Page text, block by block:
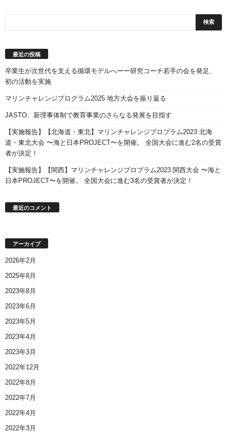
最近の投稿
卒業生が次世代を支える循環モデルへーー研究コーチ若手の会を発足、
初の活動を実施
マリンチャレンジプログラム2025 地方大会を振り返る
JASTO、新理事体制で教育事業のさらなる発展を目指す
【実施報告】【北海道・東北】マリンチャレンジプロプラム2023 北海
道・東北大会 〜海と日本PROJECT〜を開催。 全国大会に進む2名の受賞
者が決定！
【実施報告】【関西】マリンチャレンジプロプラム2023 関西大会 〜海と
日本PROJECT〜を開催。 全国大会に進む3名の受賞者が決定！
最近のコメント
アーカイブ
2026年2月
2025年8月
2023年8月
2023年6月
2023年5月
2023年4月
2023年3月
2022年12月
2022年8月
2022年7月
2022年4月
2022年3月